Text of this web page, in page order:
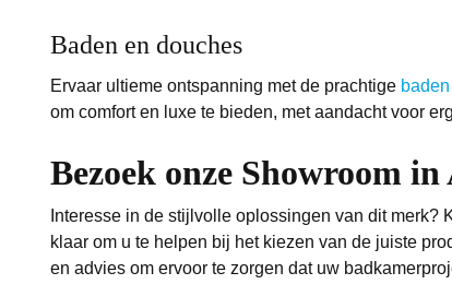
Baden en douches
Ervaar ultieme ontspanning met de prachtige baden
om comfort en luxe te bieden, met aandacht voor
Bezoek onze Showroom in
Interesse in de stijlvolle oplossingen van dit merk?
klaar om u te helpen bij het kiezen van de juiste
en advies om ervoor te zorgen dat uw